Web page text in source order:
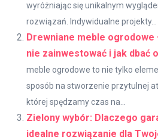
wyróżniając się unikalnym
rozwiązań. Indywidualne projekty...
Drewniane meble
nie zainwestować i jak dbać
meble ogrodowe to nie tylko
sposób na stworzenie przytulnej
której spędzamy czas na...
Zielony wybór: Dlaczego
idealne rozwiązanie dla